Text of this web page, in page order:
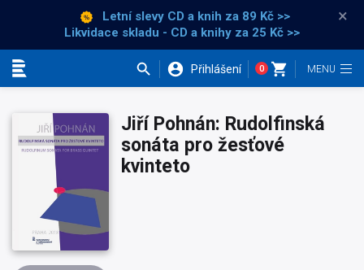
Letní slevy CD a knih za 89 Kč >>
Likvidace skladu - CD a knihy za 25 Kč >>
×
Přihlášení 0
Jiří Pohnán: Rudolfinská
sonáta pro žesťové
kvinteto